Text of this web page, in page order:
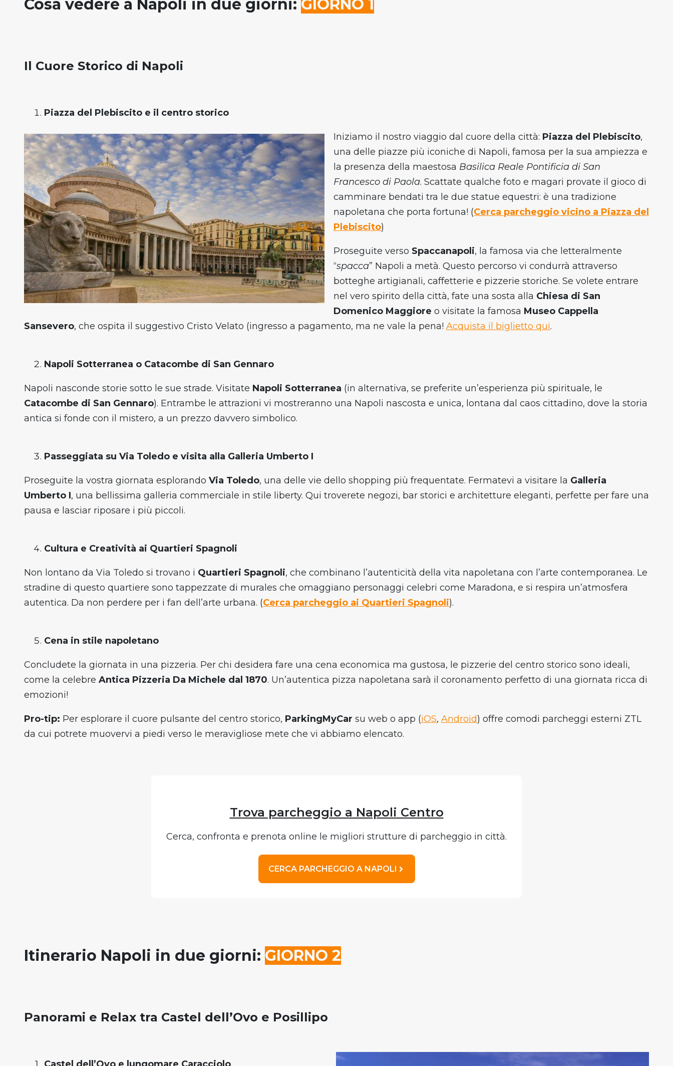
Cosa vedere a Napoli in due giorni: GIORNO 1
Il Cuore Storico di Napoli
Piazza del Plebiscito e il centro storico
Iniziamo il nostro viaggio dal cuore della città: Piazza del Plebiscito,
una delle piazze più iconiche di Napoli, famosa per la sua ampiezza e
la presenza della maestosa Basilica Reale Pontificia di San
Francesco di Paola. Scattate qualche foto e magari provate il gioco di
camminare bendati tra le due statue equestri: è una tradizione
napoletana che porta fortuna! (Cerca parcheggio vicino a Piazza del
Plebiscito)
Proseguite verso Spaccanapoli, la famosa via che letteralmente
“spacca” Napoli a metà. Questo percorso vi condurrà attraverso
botteghe artigianali, caffetterie e pizzerie storiche. Se volete entrare
nel vero spirito della città, fate una sosta alla Chiesa di San
Domenico Maggiore o visitate la famosa Museo Cappella
Sansevero, che ospita il suggestivo Cristo Velato (ingresso a pagamento, ma ne vale la pena! Acquista il biglietto qui.
Napoli Sotterranea o Catacombe di San Gennaro
Napoli nasconde storie sotto le sue strade. Visitate Napoli Sotterranea (in alternativa, se preferite un’esperienza più spirituale, le
Catacombe di San Gennaro). Entrambe le attrazioni vi mostreranno una Napoli nascosta e unica, lontana dal caos cittadino, dove la storia
antica si fonde con il mistero, a un prezzo davvero simbolico.
Passeggiata su Via Toledo e visita alla Galleria Umberto I
Proseguite la vostra giornata esplorando Via Toledo, una delle vie dello shopping più frequentate. Fermatevi a visitare la Galleria
Umberto I, una bellissima galleria commerciale in stile liberty. Qui troverete negozi, bar storici e architetture eleganti, perfette per fare una
pausa e lasciar riposare i più piccoli.
Cultura e Creatività ai Quartieri Spagnoli
Non lontano da Via Toledo si trovano i Quartieri Spagnoli, che combinano l’autenticità della vita napoletana con l’arte contemporanea. Le
stradine di questo quartiere sono tappezzate di murales che omaggiano personaggi celebri come Maradona, e si respira un’atmosfera
autentica. Da non perdere per i fan dell’arte urbana. (Cerca parcheggio ai Quartieri Spagnoli).
Cena in stile napoletano
Concludete la giornata in una pizzeria. Per chi desidera fare una cena economica ma gustosa, le pizzerie del centro storico sono ideali,
come la celebre Antica Pizzeria Da Michele dal 1870. Un’autentica pizza napoletana sarà il coronamento perfetto di una giornata ricca di
emozioni!
Pro-tip: Per esplorare il cuore pulsante del centro storico, ParkingMyCar su web o app (iOS, Android) offre comodi parcheggi esterni ZTL
da cui potrete muovervi a piedi verso le meravigliose mete che vi abbiamo elencato.
Trova parcheggio a Napoli Centro
Cerca, confronta e prenota online le migliori strutture di parcheggio in città.
CERCA PARCHEGGIO A NAPOLI
Itinerario Napoli in due giorni: GIORNO 2
Panorami e Relax tra Castel dell’Ovo e Posillipo